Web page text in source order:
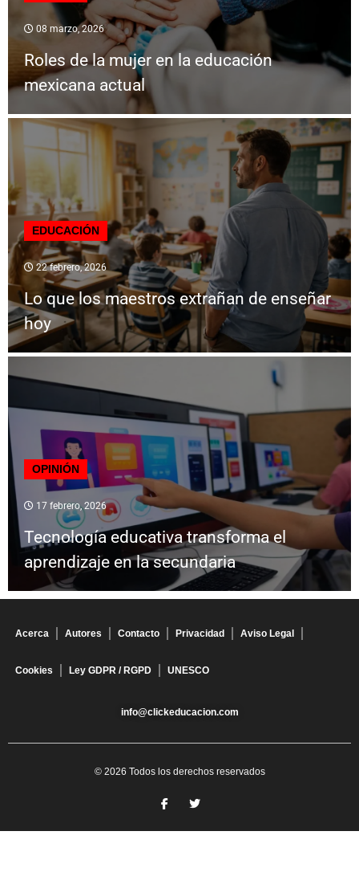
08 marzo, 2026
Roles de la mujer en la educación
mexicana actual
EDUCACIÓN
22 febrero, 2026
Lo que los maestros extrañan de enseñar
hoy
OPINIÓN
17 febrero, 2026
Tecnología educativa transforma el
aprendizaje en la secundaria
Acerca Autores Contacto Privacidad Aviso Legal
Cookies Ley GDPR / RGPD UNESCO
info@clickeducacion.com
© 2026 Todos los derechos reservados